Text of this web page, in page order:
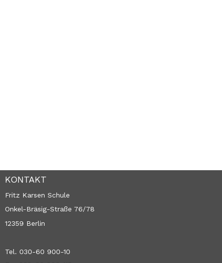
KONTAKT
Fritz Karsen Schule
Onkel-Bräsig-Straße 76/78
12359 Berlin
Tel. 030-60 900-10